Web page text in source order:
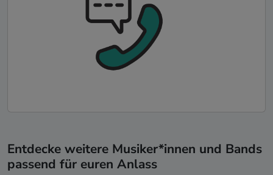
Entdecke weitere Musiker*innen und Bands
passend für euren Anlass